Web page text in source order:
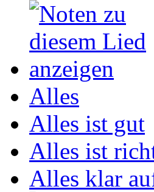
Alles
Alles ist gut
Alles ist
Alles klar